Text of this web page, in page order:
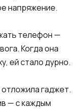
напряжение.
телефон —
Когда она
ей стало дурно.
гаджет.
— с каждым